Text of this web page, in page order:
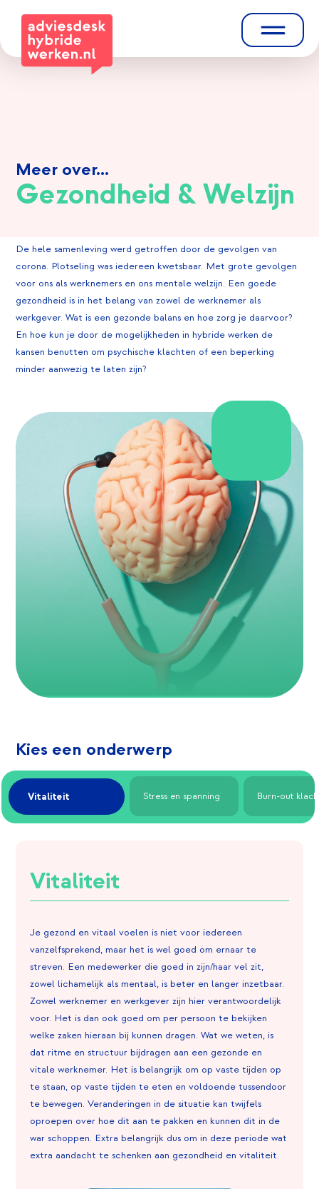
Meer over...
Gezondheid & Welzijn
De hele samenleving werd getroffen door de gevolgen van
corona. Plotseling was iedereen kwetsbaar. Met grote gevolgen
voor ons als werknemers en ons mentale welzijn. Een goede
gezondheid is in het belang van zowel de werknemer als
werkgever. Wat is een gezonde balans en hoe zorg je daarvoor?
En hoe kun je door de mogelijkheden in hybride werken de
kansen benutten om psychische klachten of een beperking
minder aanwezig te laten zijn?
Kies een onderwerp
Vitaliteit Stress en spanning Burn-out
Vitaliteit
Je gezond en vitaal voelen is niet voor iedereen
vanzelfsprekend, maar het is wel goed om ernaar te
streven. Een medewerker die goed in zijn/haar vel zit,
zowel lichamelijk als mentaal, is beter en langer inzetbaar.
Zowel werknemer en werkgever zijn hier verantwoordelijk
voor. Het is dan ook goed om per persoon te bekijken
welke zaken hieraan bij kunnen dragen. Wat we weten, is
dat ritme en structuur bijdragen aan een gezonde en
vitale werknemer. Het is belangrijk om op vaste tijden op
te staan, op vaste tijden te eten en voldoende tussendoor
te bewegen. Veranderingen in de situatie kan twijfels
oproepen over hoe dit aan te pakken en kunnen dit in de
war schoppen. Extra belangrijk dus om in deze periode wat
extra aandacht te schenken aan gezondheid en vitaliteit.